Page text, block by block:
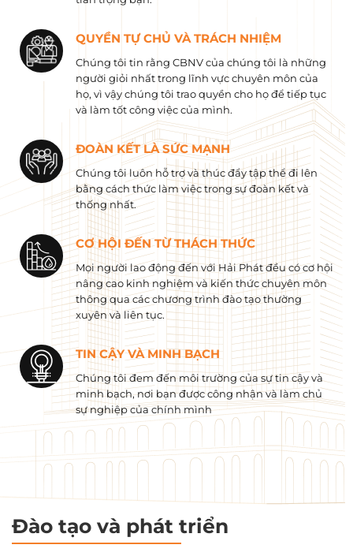
QUYỀN TỰ CHỦ VÀ TRÁCH NHIỆM
Chúng tôi tin rằng CBNV của chúng tôi là những
người giỏi nhất trong lĩnh vực chuyên môn của
họ, vì vậy chúng tôi trao quyền cho họ để tiếp tục
và làm tốt công việc của mình.
ĐOÀN KẾT LÀ SỨC MẠNH
Chúng tôi luôn hỗ trợ và thúc đẩy tập thể đi lên
bằng cách thức làm việc trong sự đoàn kết và
thống nhất.
CƠ HỘI ĐẾN TỪ THÁCH THỨC
Mọi người lao động đến với Hải Phát đều có cơ hội
nâng cao kinh nghiệm và kiến ​​thức chuyên môn
thông qua các chương trình đào tạo thường
xuyên và liên tục.
TIN CẬY VÀ MINH BẠCH
Chúng tôi đem đến môi trường của sự tin cậy và
minh bạch, nơi bạn được công nhận và làm chủ
sự nghiệp của chính mình
Đào tạo và phát triển